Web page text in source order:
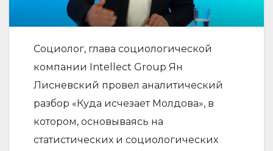
Социолог, глава социологической
компании Intellect Group Ян
Лисневский провел аналитический
разбор «Куда исчезает Молдова», в
котором, основываясь на
статистических и социологических